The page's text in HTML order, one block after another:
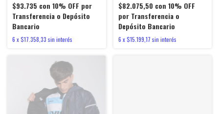
$93.735 con 10% OFF por
Transferencia o Depósito
Bancario
6 x$17.358,33 sin interés
$82.075,50 con 10% OFF
por Transferencia o
Depósito Bancario
6 x$15.199,17 sin interés